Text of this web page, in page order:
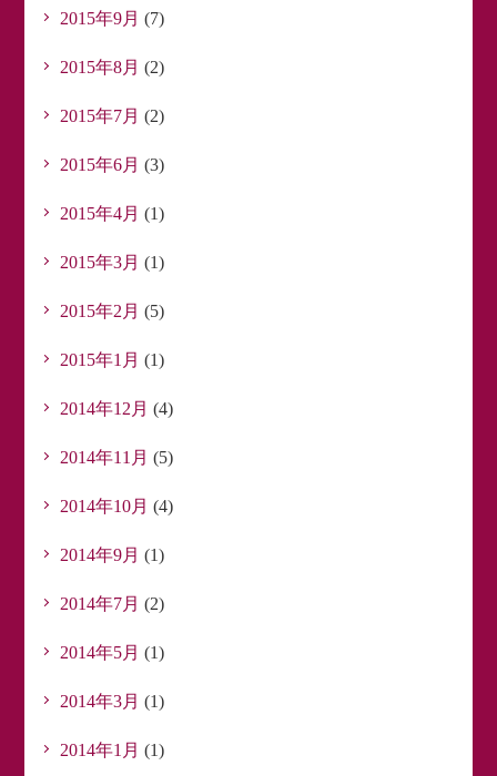
2015年9月 (7)
2015年8月 (2)
2015年7月 (2)
2015年6月 (3)
2015年4月 (1)
2015年3月 (1)
2015年2月 (5)
2015年1月 (1)
2014年12月 (4)
2014年11月 (5)
2014年10月 (4)
2014年9月 (1)
2014年7月 (2)
2014年5月 (1)
2014年3月 (1)
2014年1月 (1)